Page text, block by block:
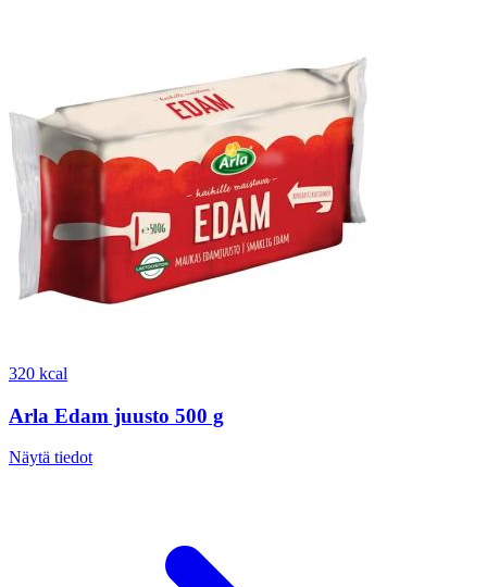
320 kcal
Arla Edam juusto 500 g
Näytä tiedot